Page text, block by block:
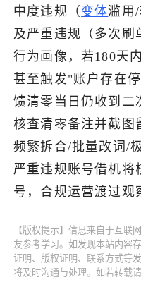
了解出海网
中度违规（ 变体滥用/
及严重违规（多次刷
行为画像，若180天
甚至触发"账户存在
馈清零当日仍收到二
核查清零备注并截图
频繁拆合/批量改词/
严重违规账号借机将
号，合规运营渡过观
【版权提示】信息来自于互联
友参考学习。如发现本站内容
证明、版权证明、联系方式等
将及时沟通与处理。如若转载